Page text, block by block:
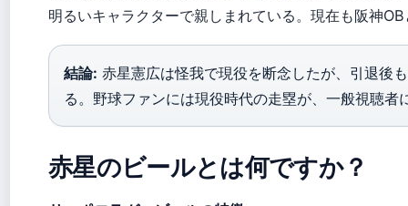
明るいキャラクターで親しまれている。現在も阪神
結論: 赤星憲広は怪我で現役を断念したが、引退後
る。野球ファンには現役時代の走塁が、一般視聴者
赤星のビールとは何ですか？